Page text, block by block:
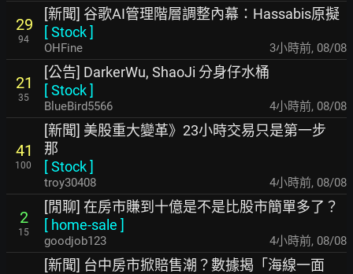
29
94
[新聞] 谷歌AI管理階層調整內幕：Hassabis原擬
[Stock]
OHFine 3小時前, 08/08
21
35
[公告] DarkerWu, ShaoJi 分身仔水桶
[Stock]
BlueBird5566 4小時前, 08/08
41
100
[新聞] 美股重大變革》23小時交易只是第一步
那
[Stock]
troy30408 4小時前, 08/08
2
15
[閒聊] 在房市賺到十億是不是比股市簡單多了？
[ home-sale ]
goodjob123 4小時前, 08/08
[新聞] 台中房市掀賠售潮？數據揭「海線一面